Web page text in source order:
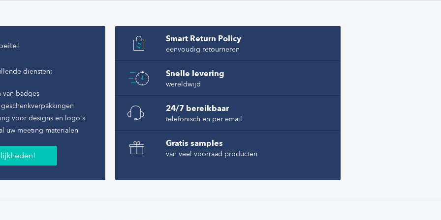
snel,
boven
tekst of
voor
bij
diensten:
van badges
voor designs en logo's
uw meeting materialen
Smart Return Policy
eenvoudig retourneren
Snelle levering
wereldwijd
24/7 bereikbaar
telefonisch en per email
Gratis samples
van veel voorraad producten